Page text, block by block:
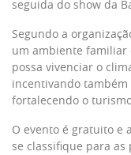
seguida do show da
Segundo a
um ambiente familiar
possa vivenciar o
incentivando
fortalecendo o
O evento é gratuito e
se classifique para as